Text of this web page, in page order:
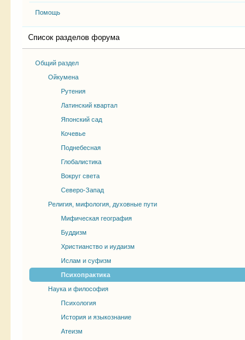
Помощь
Список разделов форума
Общий раздел
Ойкумена
Рутения
Латинский квартал
Японский сад
Кочевье
Поднебесная
Глобалистика
Вокруг света
Северо-Запад
Религия, мифология, духовные пути
Мифическая география
Буддизм
Христианство и иудаизм
Ислам и суфизм
Психопрактика
Наука и философия
Психология
История и языкознание
Атеизм